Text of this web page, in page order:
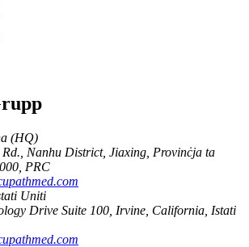
(HQ)
Rd., Nanhu District, Jiaxing, Provinċja ta
PRC
Uniti
Drive Suite 100, Irvine, California, Istati